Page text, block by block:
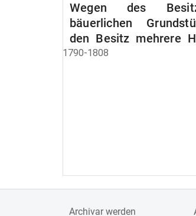
Wegen des
bäuerlichen
den Besitz mehrere
Instruction wegen
1790-1808
Archivar werden